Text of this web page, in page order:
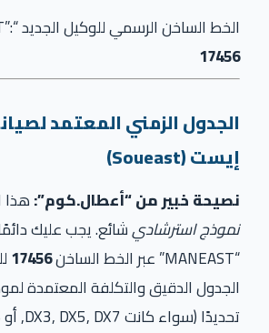
الخط الساخن الرسمي للوكيل الجديد “MANEAST”:
17456
الجدول الزمني المعتمد
إيست(Soueast)
نصيحة خبير من “أعطال.كوم”:
نموذج استرشاديشائع. يجب عليك
“MANEAST” عبر الخط الساخن
17456
الجدول الدقيق والتكلفة المعتمدة
تحديدًا (سواء كانت
DX3,DX5,DX7 , أو